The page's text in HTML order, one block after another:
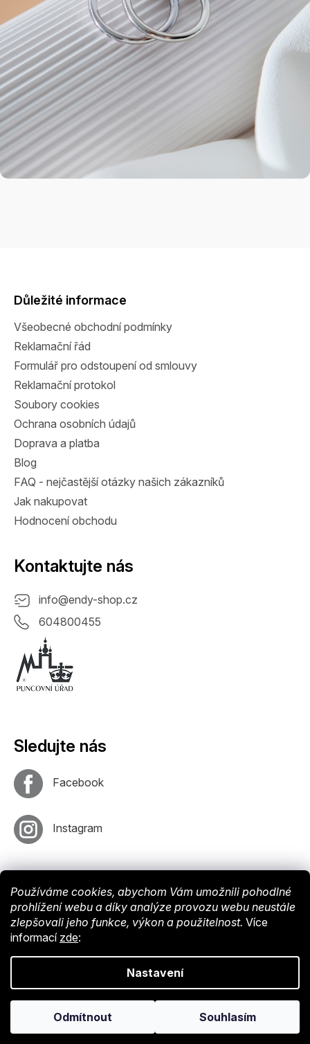
Používáme cookies, abychom Vám umožnili pohodlné
prohlížení webu a díky analýze provozu webu neustále
zlepšovali jeho funkce, výkon a použitelnost. Více
informací zde:
Nastavení
Odmítnout Souhlasím
Důležité informace
Všeobecné obchodní podmínky
Reklamační řád
Formulář pro odstoupení od smlouvy
Reklamační protokol
Soubory cookies
Ochrana osobních údajů
Doprava a platba
Blog
FAQ - nejčastější otázky našich zákazníků
Jak nakupovat
Hodnocení obchodu
Kontaktujte nás
info@endy-shop.cz
604800455
Sledujte nás
Facebook
Instagram
Shoptet. Nastavil týmEshopyUmíme. Design byVokr